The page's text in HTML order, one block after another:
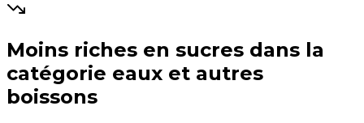
Moins riches en sucres dans la
catégorie eaux et autres
boissons